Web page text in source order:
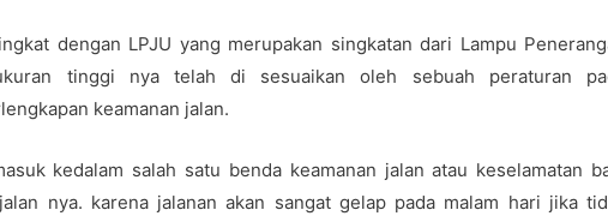
dengan LPJU yang merupakan singkatan dari Lampu
tinggi nya telah di sesuaikan oleh sebuah peraturan
keamanan jalan.
kedalam salah satu benda keamanan jalan atau keselamatan
nya. karena jalanan akan sangat gelap pada malam hari jika